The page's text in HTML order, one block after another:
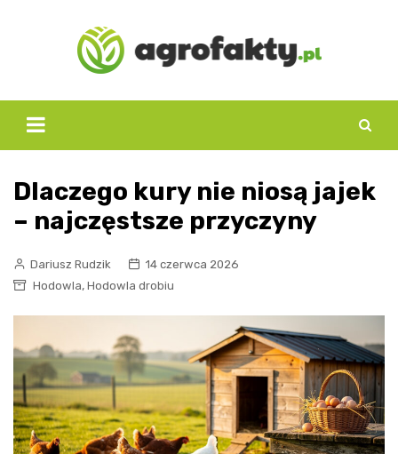
Dlaczego kury nie niosą jajek
– najczęstsze przyczyny
Dariusz Rudzik
14 czerwca 2026
Hodowla, Hodowla drobiu